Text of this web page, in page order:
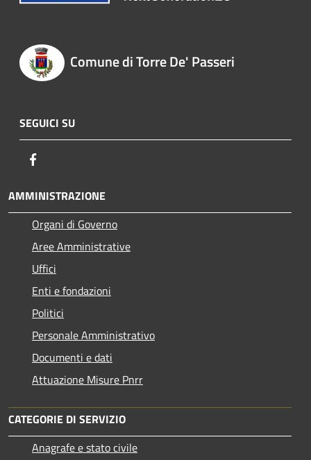
Comune di Torre De' Passeri
SEGUICI SU
AMMINISTRAZIONE
Organi di Governo
Aree Amministrative
Uffici
Enti e fondazioni
Politici
Personale Amministrativo
Documenti e dati
Attuazione Misure Pnrr
CATEGORIE DI SERVIZIO
Anagrafe e stato civile